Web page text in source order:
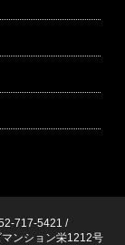
717-5421 /
ンション栄1212号